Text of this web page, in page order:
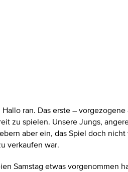
ran. Das erste –
zu spielen. Unsere Jungs,
aber ein, das Spiel doch
verkaufen war.
Samstag etwas